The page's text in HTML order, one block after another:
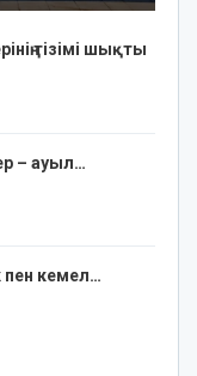
тізімі шықты
– ауыл…
пен кемел…